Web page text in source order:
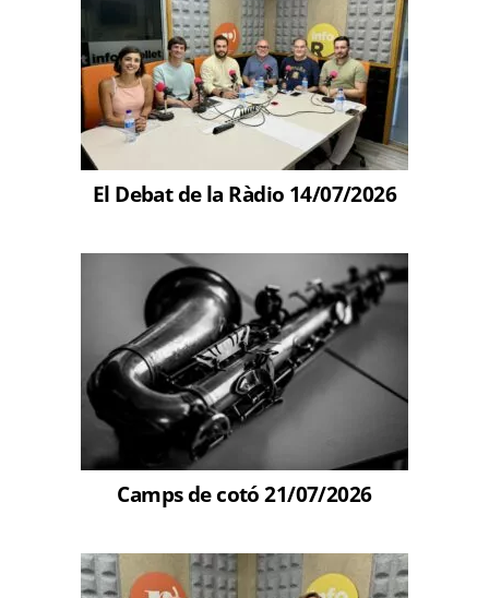
El Debat de la Ràdio 14/07/2026
Camps de cotó 21/07/2026